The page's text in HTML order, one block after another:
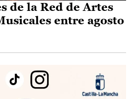
de la Red de Artes
entre agosto